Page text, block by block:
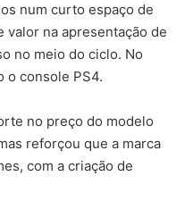
num curto espaço de
na apresentação de
no meio do ciclo. No
o console PS4.
no preço do modelo
reforçou que a marca
com a criação de